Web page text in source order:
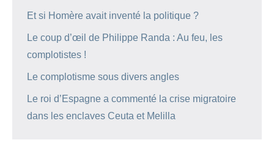
Et si Homère avait inventé la politique ?
Le coup d’œil de Philippe Randa : Au feu, les
complotistes !
Le complotisme sous divers angles
Le roi d’Espagne a commenté la crise migratoire
dans les enclaves Ceuta et Melilla